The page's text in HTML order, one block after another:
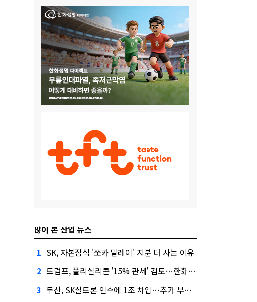
많이 본 산업 뉴스
1 SK, 자본잠식 '쏘카 말레이' 지분 더 사는 이유
2 트럼프, 폴리실리콘 '15% 관세' 검토…한화큐셀·OCI 영향은?
3 두산, SK실트론 인수에 1조 차입…추가 부담은?